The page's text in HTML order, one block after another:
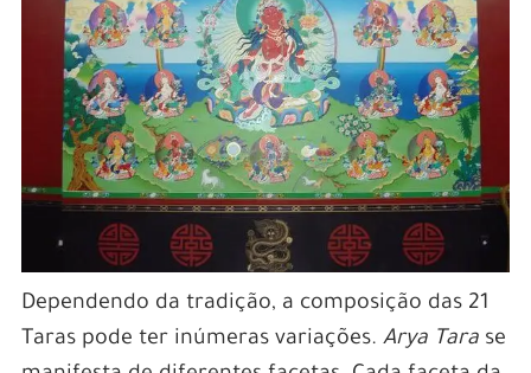
Dependendo da tradição, a composição das 21
Taras pode ter inúmeras variações. Arya Tarase